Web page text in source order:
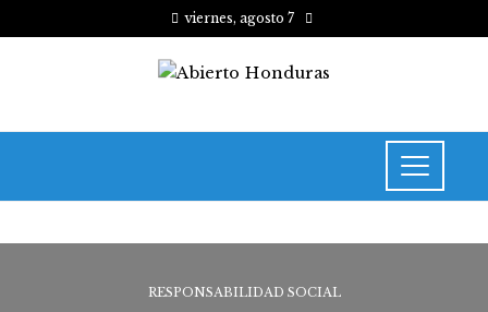
viernes, agosto 7
RESPONSABILIDAD SOCIAL